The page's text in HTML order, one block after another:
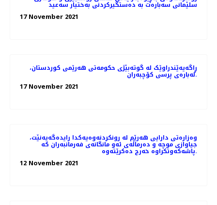
سلێمانی سەبارەت بە دەستگیرکردنی بەختیار سەعید
17 November 2021
ڕاگەیەێندراوێک لە گوتەبێژی حکومەتی ھەرێمی کوردستان،
لەبارەی پرسی کۆچبەران.
17 November 2021
وەزارەتی دارایی هەرێم لە رونکردنەوەیەکدا رایدەگەیەنێت،
جیاوازی موچە و دەرماڵەی ئەو مانگانەی فەرمانبەران کە
پاشەکەوتکراوە خەرج دەکرێتەوە.
12 November 2021